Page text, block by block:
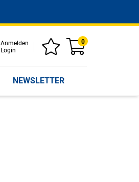
Anmelden
Login
0
NEWSLETTER